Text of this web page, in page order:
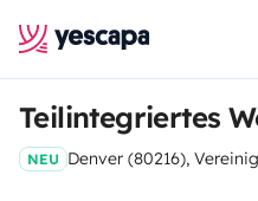
Teilintegriertes
NEU Denver (80216),